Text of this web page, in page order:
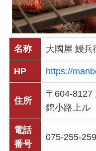
名称 大國屋 鰻兵
HP https://
住所
〒604-8127
錦小路上ル
電話
番号
075-255-